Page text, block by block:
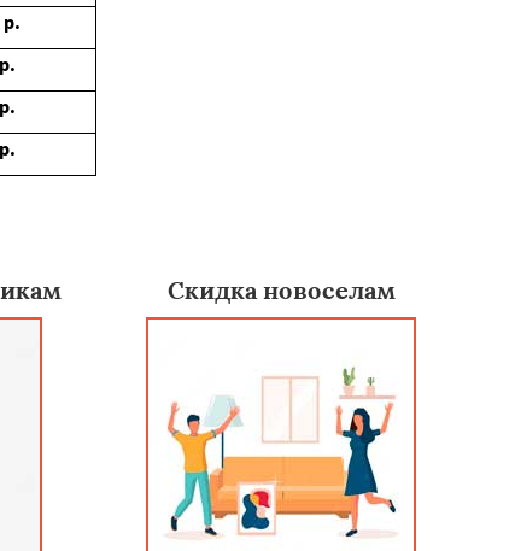
р.
р.
р.
р.
Скидка новоселам